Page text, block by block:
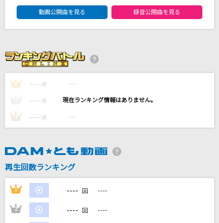
[生音]花に亡霊
ヨルシカ
礼賛歌
[Valkyrie]斎宮宗(CV.高橋広樹)、影片みか(CV.大須賀純)
With-you
La'cryma Christi
光あれ
[生音]MY LONELY TOWN
B'z
動画公開曲を見る 録音公開曲を見る
1 ---- 点 ----
---- 点 ----
3 ---- 点 ----
再生回数ランキング
1 ---- 回 ----
2 ---- 回 ----